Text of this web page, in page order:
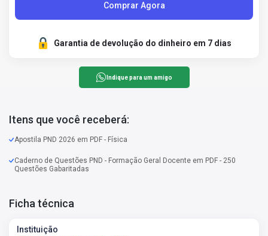
Comprar Agora
Garantia de devolução do dinheiro em 7 dias
Indique para um amigo
Itens que você receberá:
Apostila PND 2026 em PDF - Física
Caderno de Questões PND - Formação Geral Docente em PDF - 250
Questões Gabaritadas
Ficha técnica
Instituição